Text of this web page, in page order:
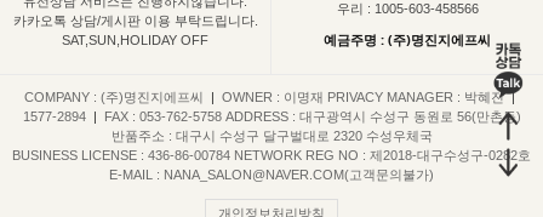
카카오톡 상담/게시판 이용 부탁드립니다.
SAT,SUN,HOLIDAY OFF
우리 : 1005-603-458566
예금주명 : (주)명진지에프씨
COMPANY : (주)명진지에프씨 | OWNER : 이명재 PRIVACY MANAGER : 박혜진 |
1577-2894
| FAX : 053-762-5758 ADDRESS : 대구광역시 수성구 동원로 56(만촌동)
반품주소 : 대구시 수성구 달구벌대로 2320 수성우체국
BUSINESS LICENSE : 436-86-00784 NETWORK REG NO : 제2018-대구수성구-0282호
E-MAIL : NANA_SALON@NAVER.COM(고객문의불가)
개인정보처리방침